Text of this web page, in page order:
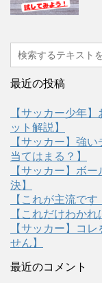
最近の投稿
【サッカー少年
ット解説】
【サッカー】強
当てはまる？】
【サッカー】ボ
決】
【これが主流で
【これだけわかれ
【サッカー】コ
せん】
最近のコメント